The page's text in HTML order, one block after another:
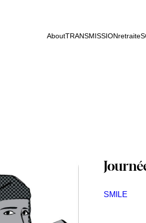
AboutTRANSMISSIONretraiteS
SMILE